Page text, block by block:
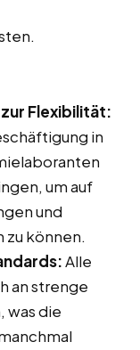
Flexibilität:
in
um auf
und
können.
Alle
an strenge
was die